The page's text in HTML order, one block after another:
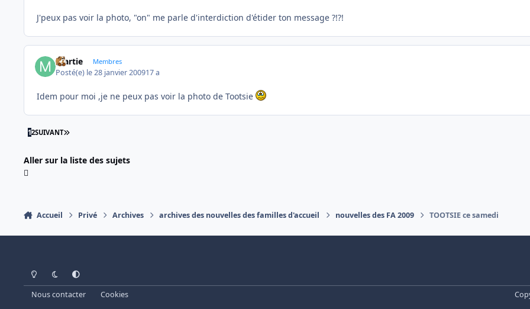
J'peux pas voir la photo, "on" me parle d'interdiction d'étider ton message ?!?!
martie Membres
Posté(e) le 28 janvier 200917 a
Idem pour moi ,je ne peux pas voir la photo de Tootsie
12SUIVANT DERNIÈRE PAGE
Aller sur la liste des sujets
Accueil Privé Archives archives des nouvelles des familles d'accueil nouvelles des FA 2009 TOOTSIE ce samedi
Light ModeDark ModeSystem Preference
Nous contacter Cookies